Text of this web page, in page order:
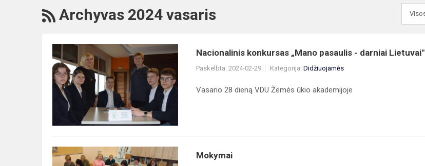
RSS
Archyvas 2024 vasaris
Nacionalinis
konkursas
„Mano
pasaulis
darniai
Lietuvai"
Nacionalinis konkursas „Mano pasaulis - darniai Lietuvai"
Paskelbta: 2024-02-29 Kategorija: Didžiuojamės
Vasario 28 dieną VDU Žemės ūkio akademijoje
Mokymai Mokymai